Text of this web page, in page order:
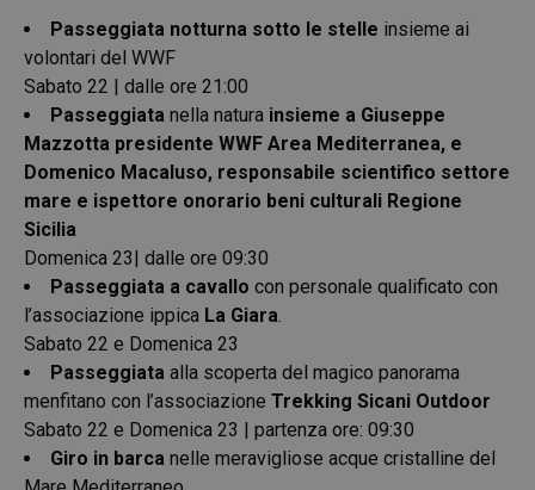
Passeggiata notturna sotto le stelle insieme ai
volontari del WWF
Sabato 22 | dalle ore 21:00
Passeggiata nella natura insieme a Giuseppe
Mazzotta presidente WWF Area Mediterranea, e
Domenico Macaluso, responsabile scientifico settore
mare e ispettore onorario beni culturali Regione
Sicilia
Domenica 23| dalle ore 09:30
Passeggiata a cavallo con personale qualificato con
l’associazione ippica La Giara
Sabato 22 e Domenica 23
Passeggiata alla scoperta del magico panorama
menfitano con l’associazione Trekking Sicani Outdoor
Sabato 22 e Domenica 23 | partenza ore: 09:30
Giro in barca nelle meravigliose acque cristalline del